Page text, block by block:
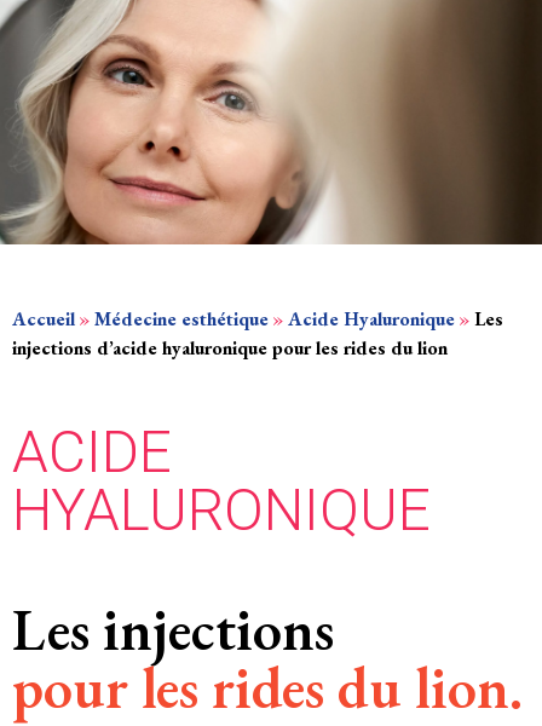
Accueil»Médecine esthétique»Acide Hyaluronique»Les
injections d’acide hyaluronique pour les rides du lion
ACIDE
HYALURONIQUE
Les injections
pour les rides du lion.